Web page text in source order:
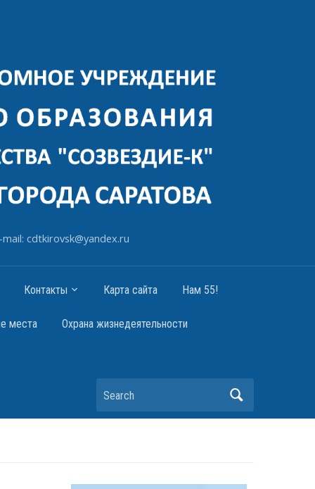
cdtkirovsk@yandex.ru
Контакты Карта сайта Нам 55!
места Охрана жизнедеятельности
Search